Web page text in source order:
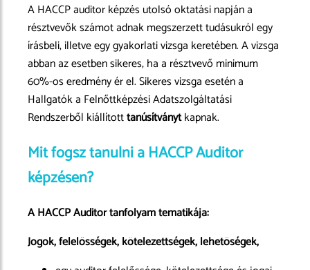
A HACCP auditor képzés utolsó oktatási napján a
résztvevők számot adnak megszerzett tudásukról egy
írásbeli, illetve egy gyakorlati vizsga keretében. A vizsga
abban az esetben sikeres, ha a résztvevő minimum
60%-os eredmény ér el. Sikeres vizsga esetén a
Hallgatók a Felnőttképzési Adatszolgáltatási
Rendszerből kiállítotttanúsítványtkapnak.
Mit fogsz tanulni a HACCP Auditor
képzésen?
A HACCP Auditor tanfolyam tematikája:
Jogok, felelősségek, kötelezettségek, lehetőségek,